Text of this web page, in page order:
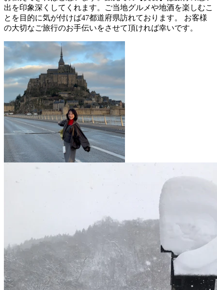
出を印象深くしてくれます。ご当地グルメや地酒を楽しむこ
とを目的に気が付けば47都道府県訪れております。 お客様
の大切なご旅行のお手伝いをさせて頂ければ幸いです。